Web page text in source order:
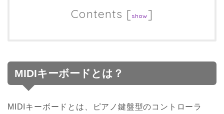
Contents [ show]
MIDIキーボードとは？
MIDIキーボードとは、ピアノ鍵盤型のコントローラ